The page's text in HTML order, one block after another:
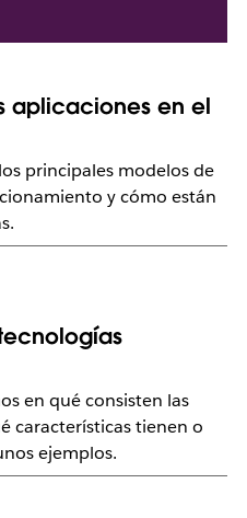
aplicaciones en el
principales modelos de
y cómo están
en qué consisten las
características tienen o
ejemplos.